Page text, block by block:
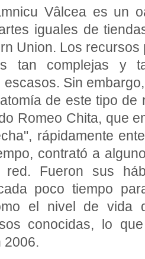
Vâlcea es un
iguales de
Union. Los
tan complejas y
Sin
de este tipo de
Romeo Chita, que
rápidamente
contrató a
Fueron sus
poco tiempo
el nivel de vida
conocidas, lo
2006.